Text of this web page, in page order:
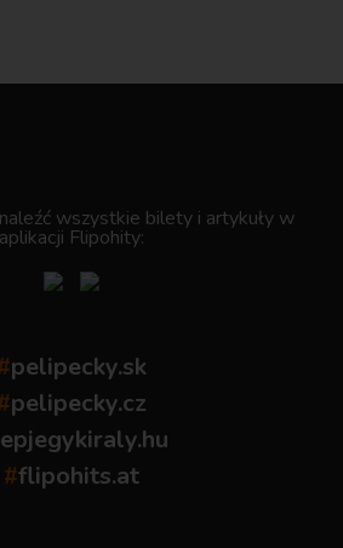
wszystkie bilety i artykuły w
aplikacji Flipohity:
pelipecky.sk
pelipecky.cz
#flipohits.at